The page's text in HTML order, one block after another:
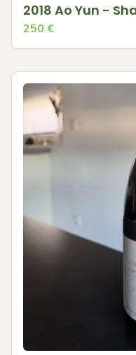
2018 Ao Yun -
250 €